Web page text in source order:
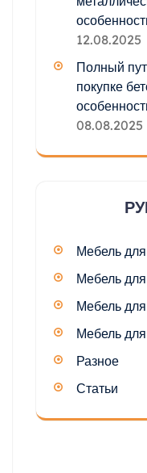
12.08.2025
Полный
покупке
08.08.2025
Мебель
Мебель для
Мебель для
Мебель
Разное
Статьи